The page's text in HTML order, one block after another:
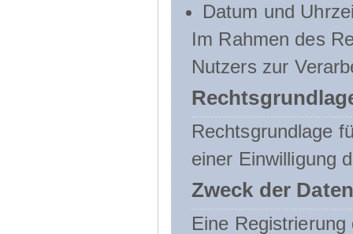
Datum und
Im Rahmen des
Nutzers zur
Rechtsgrundlage
einer Einwilligung
Zweck der
Eine